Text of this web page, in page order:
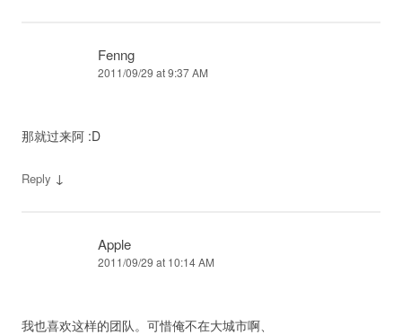
Fenng
2011/09/29 at 9:37 AM
那就过来阿 :D
Reply ↓
Apple
2011/09/29 at 10:14 AM
我也喜欢这样的团队。可惜俺不在大城市啊、